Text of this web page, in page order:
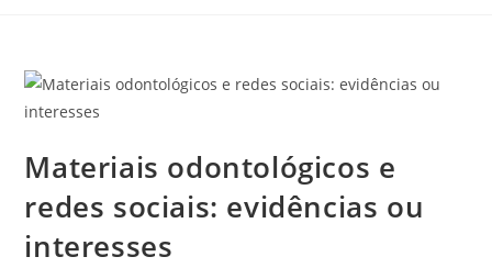
Materiais odontológicos e
redes sociais: evidências ou
interesses